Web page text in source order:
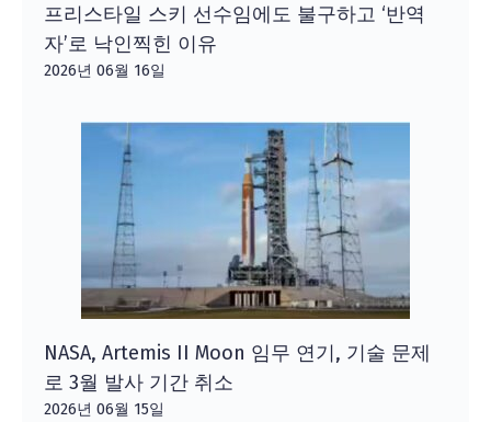
프리스타일 스키 선수임에도 불구하고 ‘반역
자’로 낙인찍힌 이유
2026년 06월 16일
NASA, Artemis II Moon 임무 연기, 기술 문제
로 3월 발사 기간 취소
2026년 06월 15일